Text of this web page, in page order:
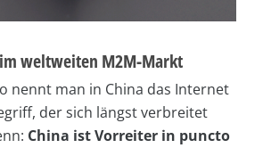
weltweiten M2M-Markt
nennt man in China das Internet
der sich längst verbreitet
China ist Vorreiter in puncto